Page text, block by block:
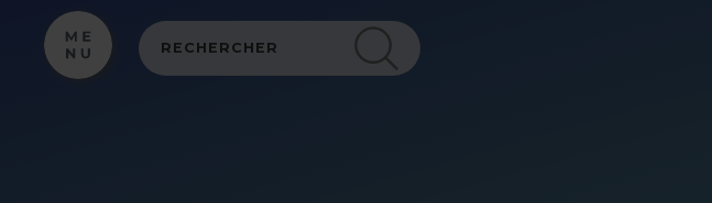
Panneau de gestion des cookies